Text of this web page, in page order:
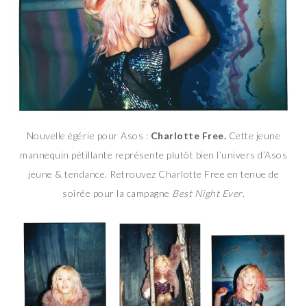
Nouvelle égérie pour Asos : Charlotte Free. Cette jeune
mannequin pétillante représente plutôt bien l’univers d’Asos
jeune & tendance. Retrouvez Charlotte Free en tenue de
soirée pour la campagne Best Night Ever.